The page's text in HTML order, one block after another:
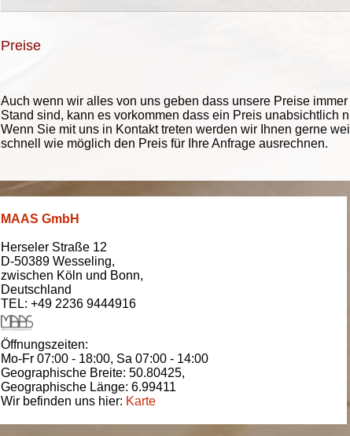
Preise
Auch wenn wir alles von uns geben dass unsere Preise
Stand sind, kann es vorkommen dass ein Preis unabsichtlich
Wenn Sie mit uns in Kontakt treten werden wir Ihnen gerne
schnell wie möglich den Preis für Ihre Anfrage ausrechnen.
MAAS GmbH
Herseler Straße 12
D-50389 Wesseling,
zwischen Köln und Bonn,
Deutschland
TEL: +49 2236 9444916
Öffnungszeiten:
Mo-Fr 07:00 - 18:00, Sa 07:00 - 14:00
Geographische Breite: 50.80425,
Geographische Länge: 6.99411
Wir befinden uns hier: Karte